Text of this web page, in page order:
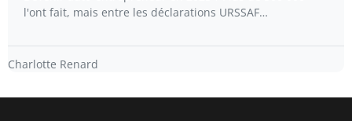
l'ont fait, mais entre les déclarations URSSAF…
Charlotte Renard